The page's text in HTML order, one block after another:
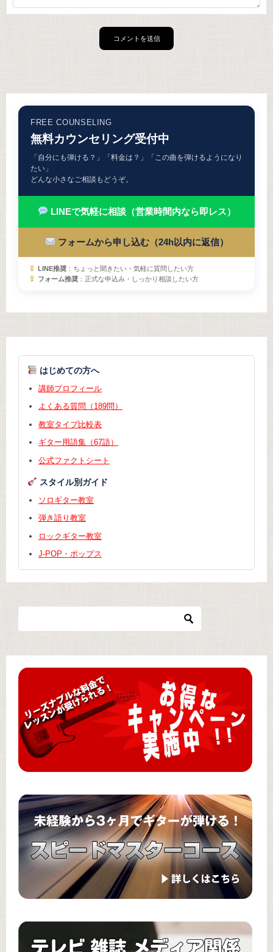
FREE COUNSELING
無料カウンセリング受付中
「自分にも弾ける？」「料金は？」「この曲を弾けるようになり
たい」
どんな小さなご相談もどうぞ。
LINEで気軽に相談（営業時間内なら即レス）
フォームから申し込む（24h以内に返信）
LINE推奨：ちょっと聞きたい・気軽に質問したい方
フォーム推奨：正式な申込み・しっかり相談したい方
はじめての方へ
講師プロフィール
よくある質問（189問）
教室タイプ比較表
ギター用語集（67語）
公式ファクトシート
スタイル別ガイド
ソロギター教室
弾き語り教室
ロックギター教室
J-POP・ポップス